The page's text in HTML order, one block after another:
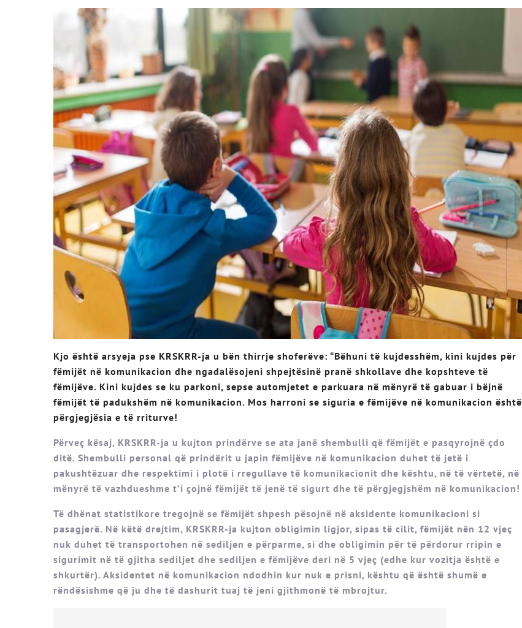
Kjo është arsyeja pse KRSKRR-ja u bën thirrje shoferëve: “Bëhuni të kujdesshëm, kini kujdes për
fëmijët në komunikacion dhe ngadalësojeni shpejtësinë pranë shkollave dhe kopshteve të
fëmijëve. Kini kujdes se ku parkoni, sepse automjetet e parkuara në mënyrë të gabuar i bëjnë
fëmijët të padukshëm në komunikacion. Mos harroni se siguria e fëmijëve në komunikacion është
përgjegjësia e të rriturve!
Përveç kësaj, KRSKRR-ja u kujton prindërve se ata janë shembulli që fëmijët e pasqyrojnë çdo
ditë. Shembulli personal që prindërit u japin fëmijëve në komunikacion duhet të jetë i
pakushtëzuar dhe respektimi i plotë i rregullave të komunikacionit dhe kështu, në të vërtetë, në
mënyrë të vazhdueshme t’i çojnë fëmijët të jenë të sigurt dhe të përgjegjshëm në komunikacion!
Të dhënat statistikore tregojnë se fëmijët shpesh pësojnë në aksidente komunikacioni si
pasagjerë. Në këtë drejtim, KRSKRR-ja kujton obligimin ligjor, sipas të cilit, fëmijët nën 12 vjeç
nuk duhet të transportohen në sediljen e përparme, si dhe obligimin për të përdorur rripin e
sigurimit në të gjitha sediljet dhe sediljen e fëmijëve deri në 5 vjeç (edhe kur vozitja është e
shkurtër). Aksidentet në komunikacion ndodhin kur nuk e prisni, kështu që është shumë e
rëndësishme që ju dhe të dashurit tuaj të jeni gjithmonë të mbrojtur.